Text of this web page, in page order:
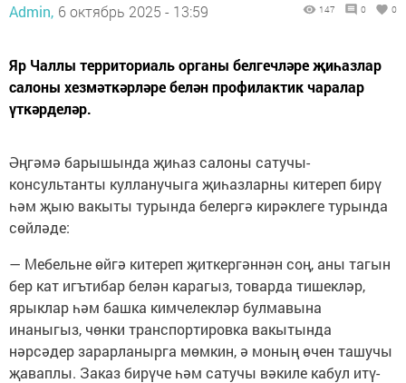
Admin, 6 октябрь 2025 - 13:59 147 0 0
Яр Чаллы территориаль органы белгечләре җиһазлар
салоны хезмәткәрләре белән профилактик чаралар
үткәрделәр.
Әңгәмә барышында җиһаз салоны сатучы-
консультанты кулланучыга җиһазларны китереп бирү
һәм җыю вакыты турында белергә кирәклеге турында
сөйләде:
— Мебельне өйгә китереп җиткергәннән соң, аны тагын
бер кат игътибар белән карагыз, товарда тишекләр,
ярыклар һәм башка кимчелекләр булмавына
инаныгыз, чөнки транспортировка вакытында
нәрсәдер зарарланырга мөмкин, ә моның өчен ташучы
җаваплы. Заказ бирүче һәм сатучы вәкиле кабул итү-